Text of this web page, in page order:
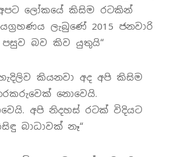
අපට ලෝකයේ කිසිම රටකින්
ලැබුණේ 2015 ජනවාරි
පසුව බව කිව යුතුයි“
කියනවා අද අපි කිසිම
නොවෙයි.
අපි නිදහස් රටක් විදියට
බාධාවක් නෑ“